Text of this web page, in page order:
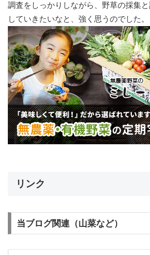
調査をしっかりしながら、野草の採集
していきたいなと、強く思うのでした。
リンク
当ブログ関連（山菜など）